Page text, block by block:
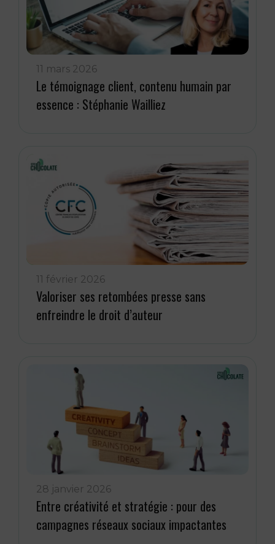
11 mars 2026
Le témoignage client, contenu humain par
essence : Stéphanie Wailliez
11 février 2026
Valoriser ses retombées presse sans
enfreindre le droit d’auteur
28 janvier 2026
Entre créativité et stratégie : pour des
campagnes réseaux sociaux impactantes